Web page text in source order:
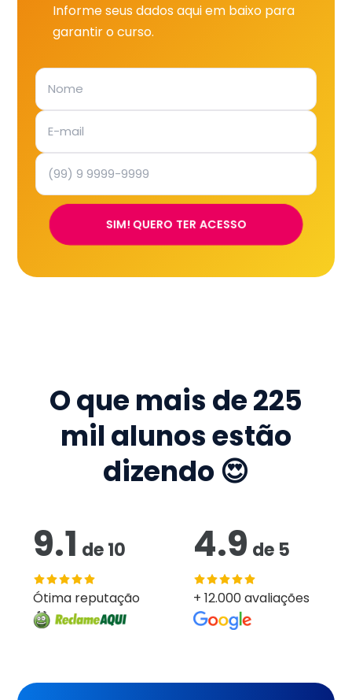
Informe seus dados aqui em baixo para
garantir o curso.
SIM! QUERO TER ACESSO
O que mais de225
mil alunos estão
dizendo 😍
9.1 de10
Ótima reputação
4.9 de 5
+ 12.000 avaliações